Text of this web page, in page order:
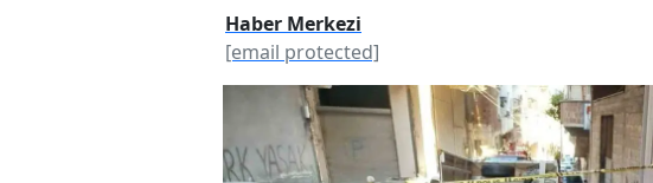
Haber Merkezi
[email protected]